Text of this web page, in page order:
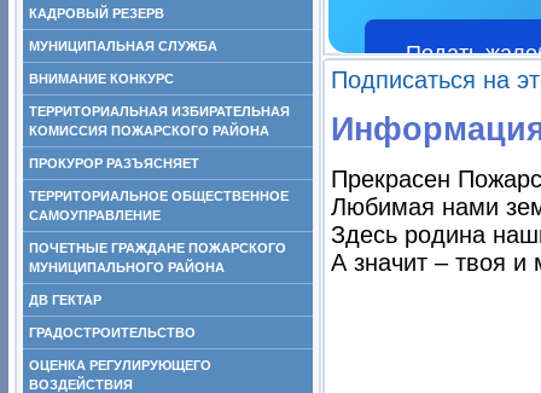
КАДРОВЫЙ РЕЗЕРВ
МУНИЦИПАЛЬНАЯ СЛУЖБА
ВНИМАНИЕ КОНКУРС
ТЕРРИТОРИАЛЬНАЯ ИЗБИРАТЕЛЬНАЯ
КОМИССИЯ ПОЖАРСКОГО РАЙОНА
ПРОКУРОР РАЗЪЯСНЯЕТ
ТЕРРИТОРИАЛЬНОЕ ОБЩЕСТВЕННОЕ
САМОУПРАВЛЕНИЕ
ПОЧЕТНЫЕ ГРАЖДАНЕ ПОЖАРСКОГО
МУНИЦИПАЛЬНОГО РАЙОНА
ДВ ГЕКТАР
ГРАДОСТРОИТЕЛЬСТВО
ОЦЕНКА РЕГУЛИРУЮЩЕГО
ВОЗДЕЙСТВИЯ
Подать
Подписаться на
Прекрасен
Любимая нами
Здесь родина
А значит – твоя и